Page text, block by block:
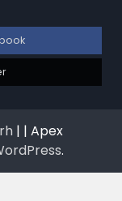
| | Apex
.